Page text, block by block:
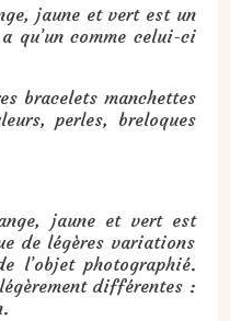
jaune et vert est un
qu’un comme celui-ci
bracelets manchettes
perles, breloques
jaune et vert est
de légères variations
l’objet photographié.
différentes :